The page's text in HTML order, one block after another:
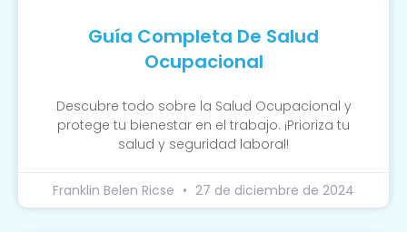
Guía Completa De Salud
Ocupacional
Descubre todo sobre la Salud Ocupacional y
protege tu bienestar en el trabajo. ¡Prioriza tu
salud y seguridad laboral!
Franklin Belen Ricse 27 de diciembre de 2024